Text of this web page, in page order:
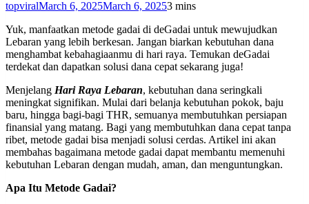
topviralMarch 6, 2025March 6, 20253 mins
Yuk, manfaatkan metode gadai di deGadai untuk mewujudkan
Lebaran yang lebih berkesan. Jangan biarkan kebutuhan dana
menghambat kebahagiaanmu di hari raya. Temukan deGadai
terdekat dan dapatkan solusi dana cepat sekarang juga!
Menjelang Hari Raya Lebaran, kebutuhan dana seringkali
meningkat signifikan. Mulai dari belanja kebutuhan pokok, baju
baru, hingga bagi-bagi THR, semuanya membutuhkan persiapan
finansial yang matang. Bagi yang membutuhkan dana cepat tanpa
ribet, metode gadai bisa menjadi solusi cerdas. Artikel ini akan
membahas bagaimana metode gadai dapat membantu memenuhi
kebutuhan Lebaran dengan mudah, aman, dan menguntungkan.
Apa Itu Metode Gadai?